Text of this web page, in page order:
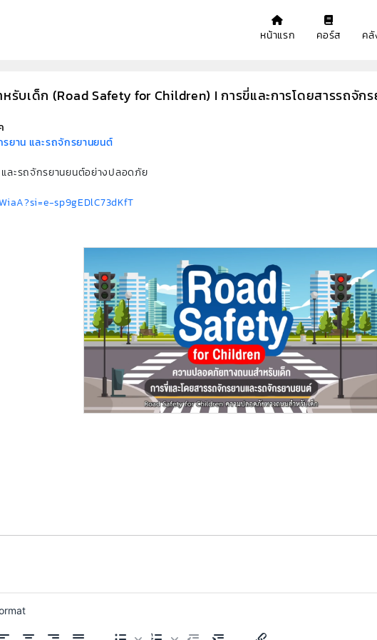
หน้าแรก คอร์ส คลั
บเด็ก (Road Safety for Children) I การขี่และการโดยสารรถจัก
ยาน และรถจักรยานยนต์
และรถจักรยานยนต์อย่างปลอดภัย
sp9gEDlC73dKfT